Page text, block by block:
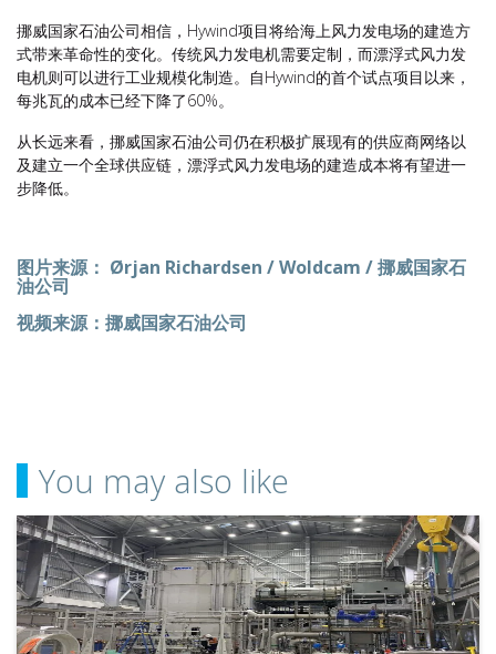
挪威国家石油公司相信，Hywind项目将给海上风力发电场的建造方
式带来革命性的变化。传统风力发电机需要定制，而漂浮式风力发
电机则可以进行工业规模化制造。自Hywind的首个试点项目以来，
每兆瓦的成本已经下降了60%。
从长远来看，挪威国家石油公司仍在积极扩展现有的供应商网络以
及建立一个全球供应链，漂浮式风力发电场的建造成本将有望进一
步降低。
图片来源： Ørjan Richardsen / Woldcam / 挪威国家石
油公司
视频来源：挪威国家石油公司
You may also like